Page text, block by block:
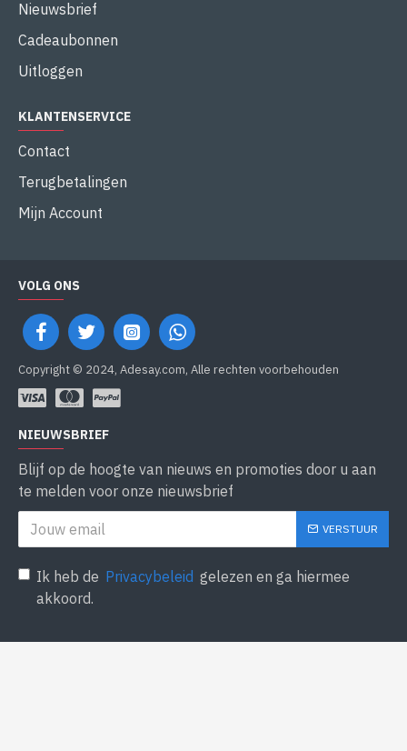
Nieuwsbrief
Cadeaubonnen
Uitloggen
KLANTENSERVICE
Contact
Terugbetalingen
Mijn Account
VOLG ONS
Copyright © 2024, Adesay.com, Alle rechten voorbehouden
NIEUWSBRIEF
Blijf op de hoogte van nieuws en promoties door u aan
te melden voor onze nieuwsbrief
VERSTUUR
Ik heb de Privacybeleid gelezen en ga hiermee
akkoord.